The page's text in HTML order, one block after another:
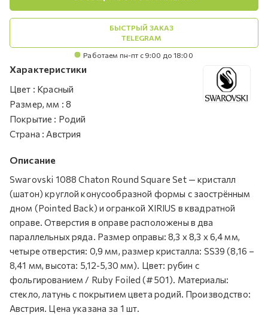
БЫСТРЫЙ ЗАКАЗ
TELEGRAM
Работаем пн-пт с 9:00 до 18:00
Характеристики
Цвет : Красный
Размер, мм : 8
Покрытие : Родий
Страна : Австрия
Описание
Swarovski 1088 Chaton Round Square Set — кристалл
(шатон) круглой конусообразной формы с заострённым
дном (Pointed Back) и огранкой XIRIUS в квадратной
оправе. Отверстия в оправе расположены в два
параллельных ряда. Размер оправы: 8,3 х 8,3 х 6,4 мм,
четыре отверстия: 0,9 мм, размер кристалла: SS39 (8,16 –
8,41 мм, высота: 5,12-5,30 мм). Цвет: рубин с
фольгированием / Ruby Foiled (#501). Материалы:
стекло, латунь с покрытием цвета родий. Производство:
Австрия. Цена указана за 1 шт.